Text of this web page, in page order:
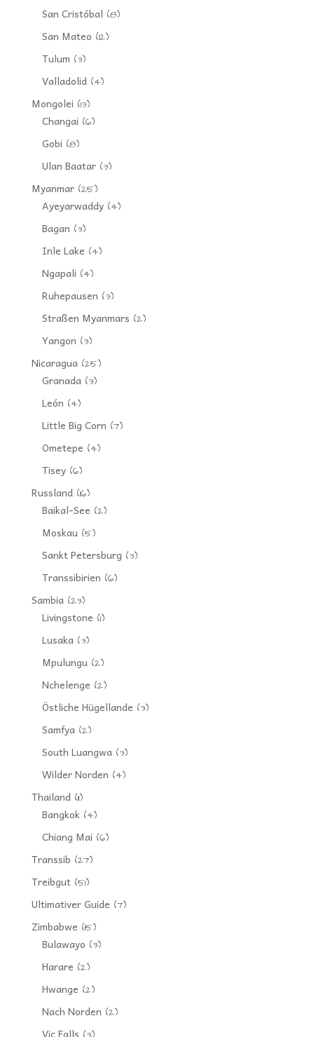
San Cristóbal (8)
San Mateo (12)
Tulum (3)
Valladolid(4)
Mongolei (13)
Changai (6)
Gobi (8)
Ulan Baatar(3)
Myanmar(25)
Ayeyarwaddy(4)
Bagan (3)
Inle Lake (4)
Ngapali (4)
Ruhepausen (3)
Straßen Myanmars (2)
Yangon (3)
Nicaragua(25)
Granada(3)
León (4)
Little Big Corn (7)
Ometepe (4)
Tisey(6)
Russland(16)
Baikal-See (2)
Moskau(5)
Sankt Petersburg (3)
Transsibirien (6)
Sambia(23)
Livingstone (1)
Lusaka(3)
Mpulungu(2)
Nchelenge (2)
Östliche Hügellande (3)
Samfya(2)
South Luangwa(3)
Wilder Norden (4)
Thailand(11)
Bangkok(4)
Chiang Mai (6)
Transsib (27)
Treibgut(51)
Ultimativer Guide (7)
Zimbabwe (15)
Bulawayo (3)
Harare (2)
Hwange (2)
Nach Norden (2)
Vic Falls